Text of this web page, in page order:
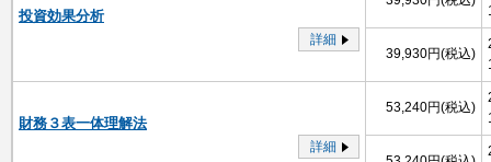
投資効果分析
詳細
39,930円(税込)
財務３表一体理解法
詳細
53,240円(税込)